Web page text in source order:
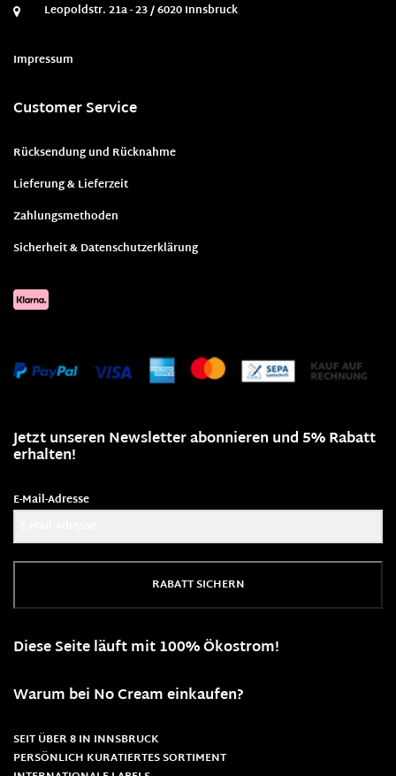
Leopoldstr. 21a - 23 / 6020 Innsbruck
Impressum
Customer Service
Rücksendung und Rücknahme
Lieferung & Lieferzeit
Zahlungsmethoden
Sicherheit & Datenschutzerklärung
Jetzt unseren Newsletter abonnieren und 5% Rabatt
erhalten!
E-Mail-Adresse
RABATT SICHERN
Diese Seite läuft mit 100% Ökostrom!
Warum bei No Cream einkaufen?
SEIT ÜBER 8 IN INNSBRUCK
PERSÖNLICH KURATIERTES SORTIMENT